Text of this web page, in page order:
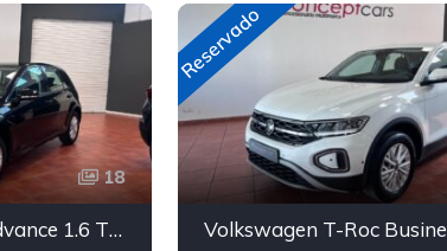
18
Volkswagen Golf Advance 1.6 TDI 105cv
Reservado